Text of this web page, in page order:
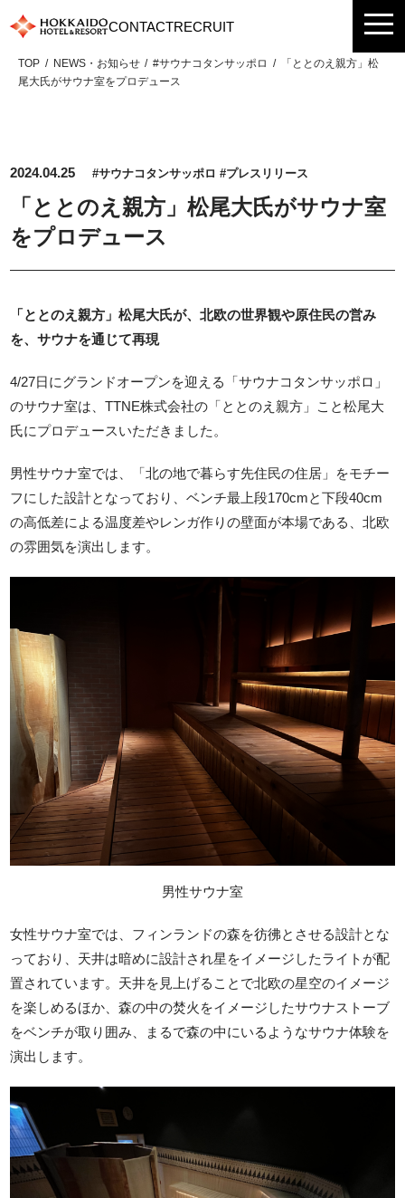
Skip
content
CONTACTRECRUIT
TOP NEWS・お知らせ #サウナコタンサッポロ
「ととのえ親方」松
尾大氏がサウナ室をプロデュース
2024.04.25 #サウナコタンサッポロ #プレスリリース
「ととのえ親方」松尾大氏がサウナ室
をプロデュース
「ととのえ親方」松尾大氏が、北欧の世界観や原住民の営み
を、サウナを通じて再現
4/27日にグランドオープンを迎える「サウナコタンサッポロ」
のサウナ室は、TTNE株式会社の「ととのえ親方」こと松尾大
氏にプロデュースいただきました。
男性サウナ室では、「北の地で暮らす先住民の住居」をモチー
フにした設計となっており、ベンチ最上段170cmと下段40cm
の高低差による温度差やレンガ作りの壁面が本場である、北欧
の雰囲気を演出します。
男性サウナ室
女性サウナ室では、フィンランドの森を彷彿とさせる設計とな
っており、天井は暗めに設計され星をイメージしたライトが配
置されています。天井を見上げることで北欧の星空のイメージ
を楽しめるほか、森の中の焚火をイメージしたサウナストーブ
をベンチが取り囲み、まるで森の中にいるようなサウナ体験を
演出します。